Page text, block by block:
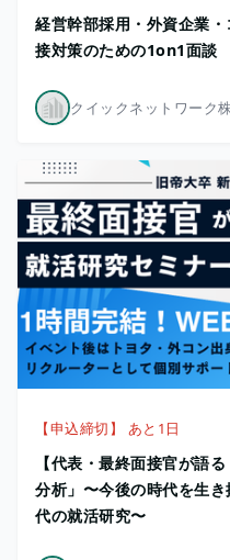
経営幹部採用・外資企業
接対策のための1on1面談
クイックネットワーク
【申込締切】 あと1日
【代表・最終面接官が語
分析」〜今後の時代を生
代の就活研究〜